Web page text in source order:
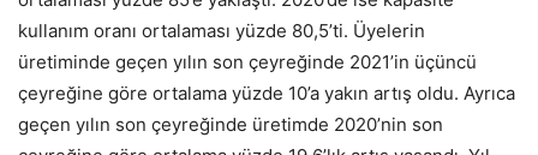
kullanım oranı ortalaması yüzde 80,5’ti. Üyelerin
üretiminde geçen yılın son çeyreğinde 2021’in üçüncü
çeyreğine göre ortalama yüzde 10’a yakın artış oldu. Ayrıca
geçen yılın son çeyreğinde üretimde 2020’nin son